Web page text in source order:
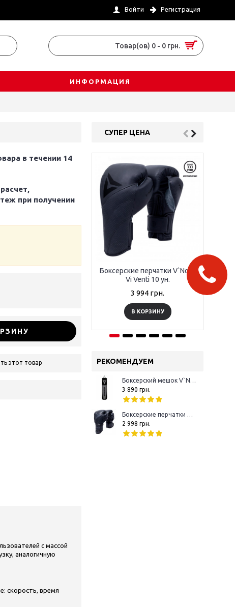
Войти Регистрация
Товар(ов) 0 - 0 грн.
ИНФОРМАЦИЯ
СУПЕР ЦЕНА
Боксерские перчатки V`Noks
Vi Venti 10 ун.
3 994 грн.
В КОРЗИНУ
РЕКОМЕНДУЕМ
Боксерский мешок V`Noks Boxing Machine Black 1.5 м 50-60 кг
3 890 грн.
Боксерские перчатки V`Noks Boxing Machine 10 oz
2 998 грн.
в течении 14
при получении
этот товар
с массой
аналогичную
скорость, время